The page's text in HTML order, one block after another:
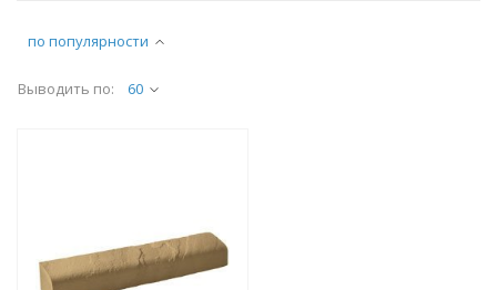
по популярности
Выводить по: 60